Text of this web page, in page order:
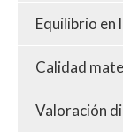
Equilibrio en
Calidad
Valoración